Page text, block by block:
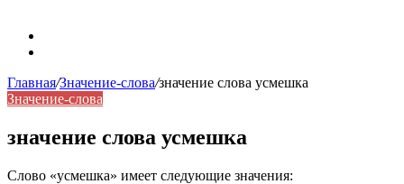
Главная/Значение-слова/значение слова усмешка
Значение-слова
значение слова усмешка
Слово «усмешка» имеет следующие значения: